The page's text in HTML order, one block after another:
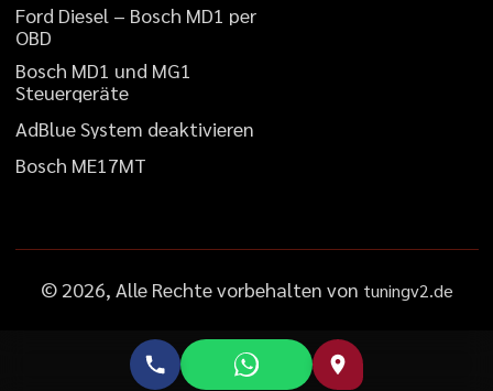
Ford Diesel – Bosch MD1 per
OBD
Bosch MD1 und MG1
Steuergeräte
AdBlueSystem deaktivieren
Bosch ME17MT
© 2026, Alle Rechte vorbehalten von tuningv2.de